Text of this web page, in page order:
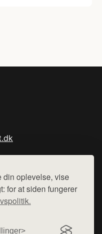
din oplevelse, vise
for at siden fungerer
henviser til de shops,